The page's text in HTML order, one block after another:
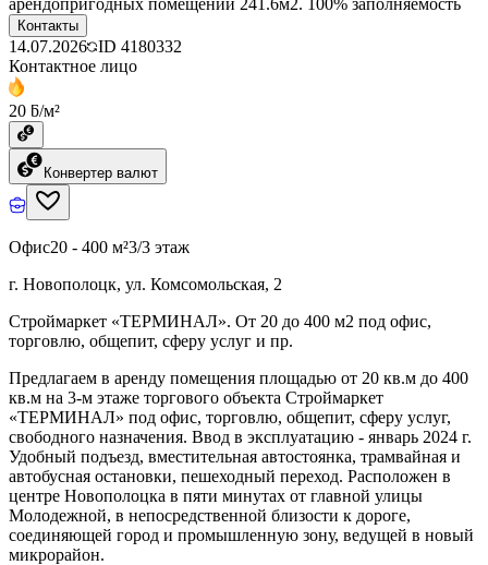
арендопригодных помещений 241.6м2. 100% заполняемость
Контакты
14.07.2026 ID 4180332
Контактное лицо
20 ƃ/м²
Конвертер валют
Офис20 - 400 м²3/3 этаж
г. Новополоцк, ул. Комсомольская, 2
Строймаркет «ТЕРМИНАЛ». От 20 до 400 м2 под офис,
торговлю, общепит, сферу услуг и пр.
Предлагаем в аренду помещения площадью от 20 кв.м до 400
кв.м на 3-м этаже торгового объекта Строймаркет
«ТЕРМИНАЛ» под офис, торговлю, общепит, сферу услуг,
свободного назначения. Ввод в эксплуатацию - январь 2024 г.
Удобный подъезд, вместительная автостоянка, трамвайная и
автобусная остановки, пешеходный переход. Расположен в
центре Новополоцка в пяти минутах от главной улицы
Молодежной, в непосредственной близости к дороге,
соединяющей город и промышленную зону, ведущей в новый
микрорайон.